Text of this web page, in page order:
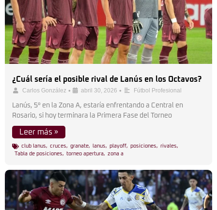
¿Cuál sería el posible rival de Lanús en los Octavos?
Carlos González • abril 30, 2026 • Fútbol Profesional
Lanús, 5° en la Zona A, estaría enfrentando a Central en
Rosario, si hoy terminara la Primera Fase del Torneo
Leer más »
club lanus, cruces, granate, lanus, playoff, posiciones, rivales,
Tabla de posiciones, torneo apertura, zona a